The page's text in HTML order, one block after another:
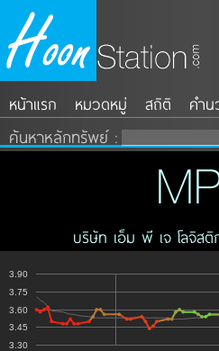
หน้าแรก หมวดหมู่ สถิติ คำ
ค้นหาหลักทรัพย์ :
บริษัท เอ็ม พี เจ โลจิส
3.30
3.45
3.60
3.75
3.90